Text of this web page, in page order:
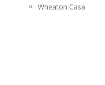
Wheaton Casa